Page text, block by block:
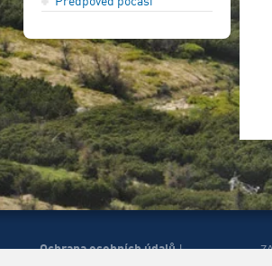
Ochrana osobních údajů|